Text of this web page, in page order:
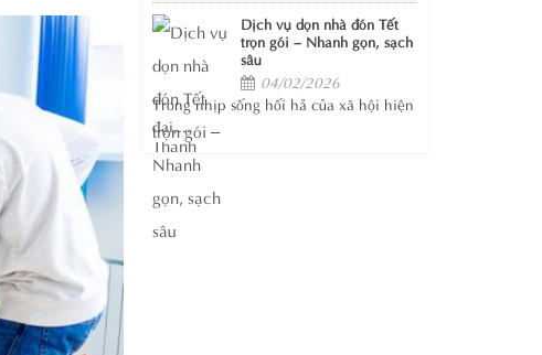
Dịch vụ dọn nhà đón Tết
trọn gói – Nhanh gọn, sạch
sâu
04/02/2026
Trong nhịp sống hối hả của xã hội hiện
đại,...